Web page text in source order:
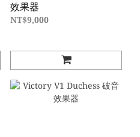
效果器
NT$9,000